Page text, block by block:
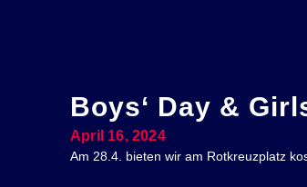
Boys‘ Day &
April 16, 2024
Am 28.4. bieten wir am Rotkreuzplatz